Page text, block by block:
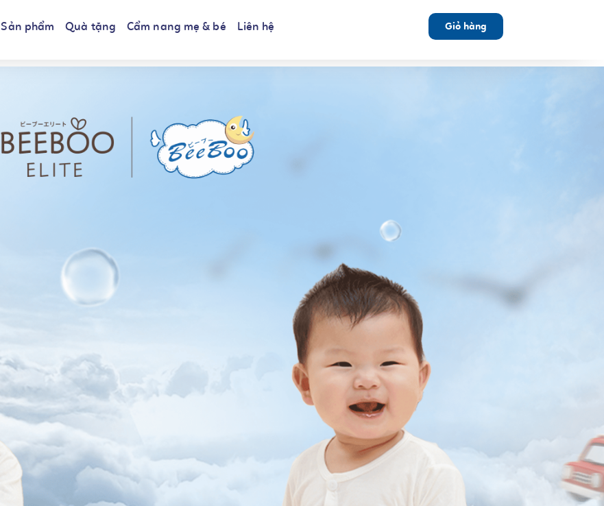
Sản phẩm Quà tặng Cẩm nang mẹ & bé Liên hệ Giỏ hàng